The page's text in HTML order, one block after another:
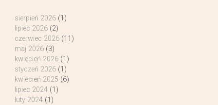
sierpień 2026 (1)
lipiec 2026 (2)
czerwiec 2026 (11)
maj 2026 (3)
kwiecień 2026 (1)
styczeń 2026 (1)
kwiecień 2025 (6)
lipiec 2024 (1)
luty 2024 (1)